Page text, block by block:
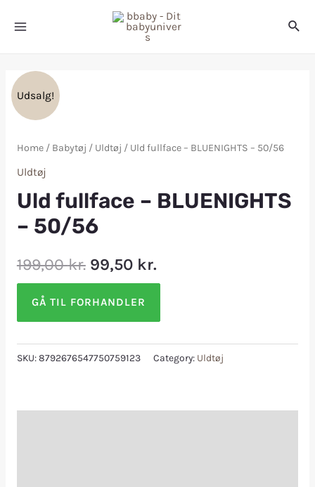
Udsalg!
Home/ Babytøj / Uldtøj / Uld fullface – BLUENIGHTS – 50/56
Uldtøj
Uld fullface – BLUENIGHTS
– 50/56
199,00kr. 99,50 kr.
GÅ TIL FORHANDLER
SKU:8792676547750759123 Category: Uldtøj